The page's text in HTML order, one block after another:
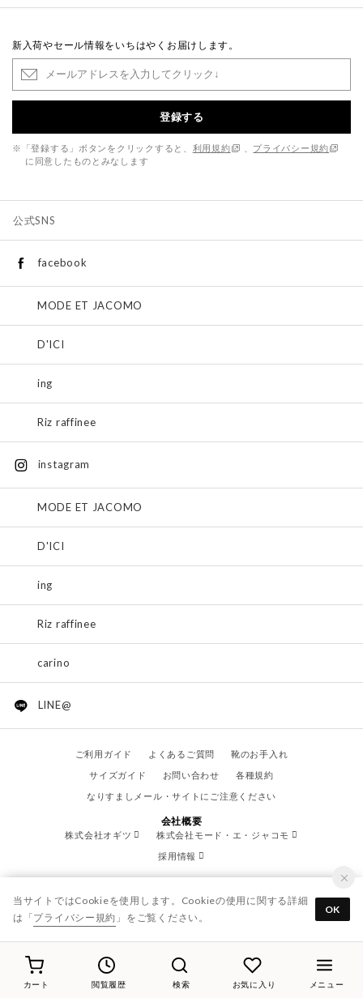
カート 閲覧履歴 検索 お気に入り メニュー
新入荷やセール情報をいちはやくお届けします。
登録する
※「登録する」ボタンをクリックすると、 利用規約
プライバシー規約
に同意したものとみなします
公式SNS
facebook
MODE ET JACOMO
D'ICI
ing
Riz raffinee
instagram
MODE ET JACOMO
D'ICI
ing
Riz raffinee
carino
LINE@
ご利用ガイド よくあるご質問
靴のお手入れ
サイズガイド
お問い合わせ
各種規約
なりすましメール・サイトにご注意ください
会社概要
株式会社オギツ
株式会社モード・エ・ジャコモ
採用情報
© OGITSU CO.,LTD. / All Right Reserved.
当サイトではCookieを使用します。Cookieの使用に関する詳細
は「プライバシー規約 」をご覧ください。
OK